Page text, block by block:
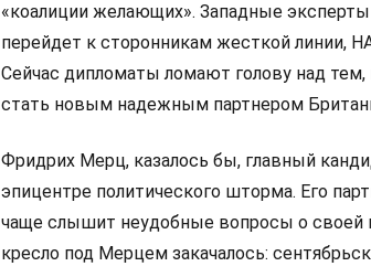
«коалиции желающих». Западные
перейдет к сторонникам жесткой линии,
Сейчас дипломаты ломают голову над
стать новым надежным партнером
Фридрих Мерц, казалось бы, главный
эпицентре политического шторма. Его
чаще слышит неудобные вопросы о своей
кресло под Мерцем закачалось: